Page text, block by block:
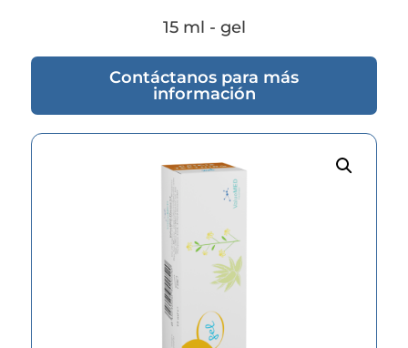
15 ml - gel
Contáctanos para más
información